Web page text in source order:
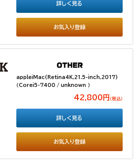
お気入り登録
詳しく見る
appleiMac(Retina4K,21.5-inch,2017)
（Corei5-7400 / unknown ）
42,800円 （税込）
お気入り登録
詳しく見る